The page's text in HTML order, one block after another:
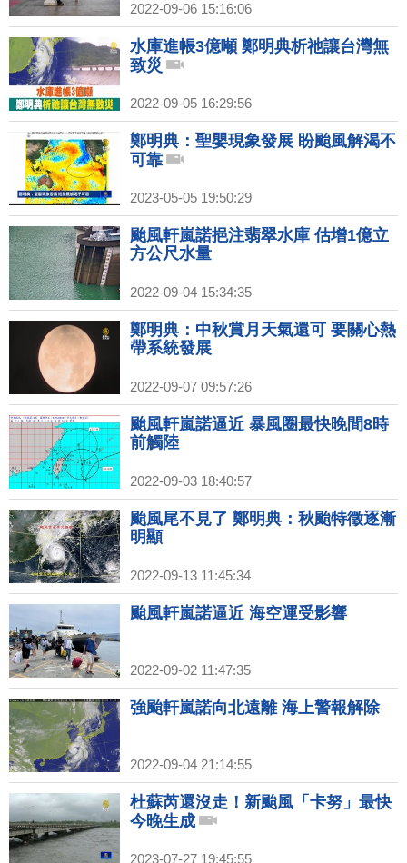
2022-09-06 15:16:06
水庫進帳3億噸 鄭明典析祂讓台灣無
致災
2022-09-05 16:29:56
鄭明典：聖嬰現象發展 盼颱風解渴不
可靠
2023-05-05 19:50:29
颱風軒嵐諾挹注翡翠水庫 估增1億立
方公尺水量
2022-09-04 15:34:35
鄭明典：中秋賞月天氣還可 要關心熱
帶系統發展
2022-09-07 09:57:26
颱風軒嵐諾逼近 暴風圈最快晚間8時
前觸陸
2022-09-03 18:40:57
颱風尾不見了 鄭明典：秋颱特徵逐漸
明顯
2022-09-13 11:45:34
颱風軒嵐諾逼近 海空運受影響
2022-09-02 11:47:35
強颱軒嵐諾向北遠離 海上警報解除
2022-09-04 21:14:55
杜蘇芮還沒走！新颱風「卡努」最快
今晚生成
2023-07-27 19:45:55